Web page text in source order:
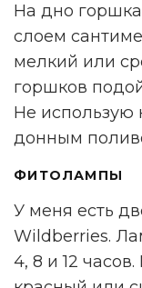
На дно
слоем
мелкий или
горшков
Не использую
донным
ФИТОЛАМПЫ
У меня есть
Wildberries.
4, 8 и 12